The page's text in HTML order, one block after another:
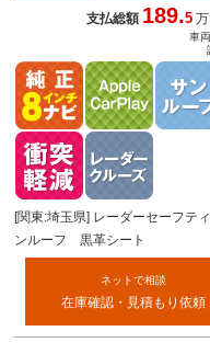
支払総額189.5
車
[関東:埼玉県] レーダーセーフ
ンルーフ 黒革シート
ネットで相談
在庫確認・見積もり依頼